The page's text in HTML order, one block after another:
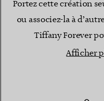
Portez cette création
ou associez-la à
Tiffany Forever
Afficher